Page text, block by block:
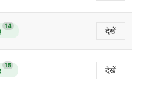
14 देखें
15 देखें